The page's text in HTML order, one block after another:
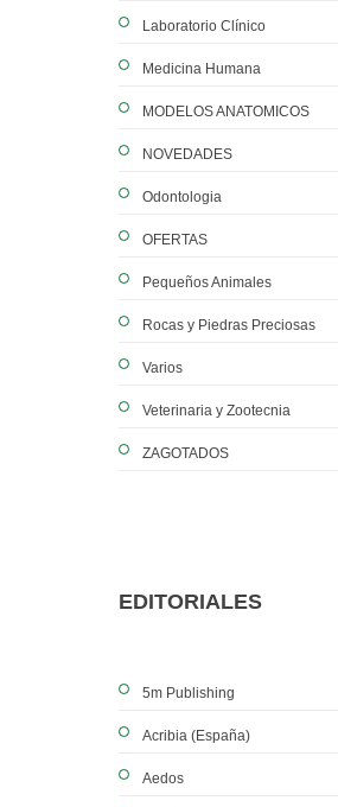
Laboratorio Clínico
Medicina Humana
MODELOS ANATOMICOS
NOVEDADES
Odontologia
OFERTAS
Pequeños Animales
Rocas y Piedras Preciosas
Varios
Veterinaria y Zootecnia
ZAGOTADOS
EDITORIALES
5m Publishing
Acribia (España)
Aedos